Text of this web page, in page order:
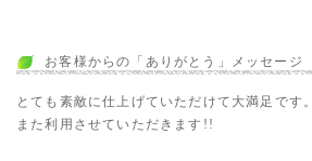
お客様からの「ありがとう」メッセージ
とても素敵に仕上げていただけて大満足です。
また利用させていただきます!!